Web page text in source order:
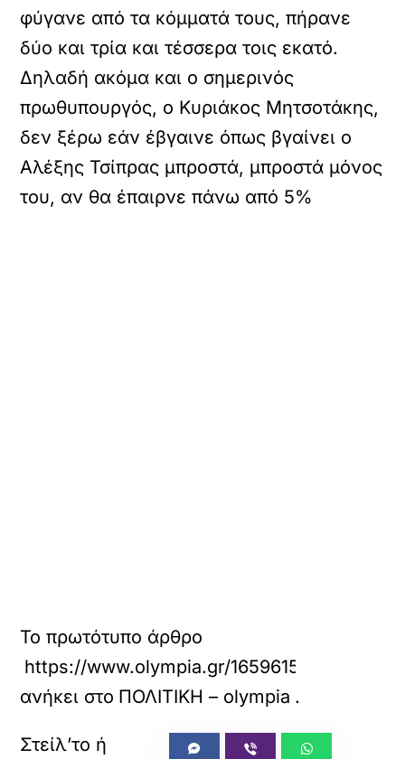
φύγανε από τα κόμματά τους, πήρανε
δύο και τρία και τέσσερα τοις εκατό.
Δηλαδή ακόμα και ο σημερινός
πρωθυπουργός, ο Κυριάκος Μητσοτάκης,
δεν ξέρω εάν έβγαινε όπως βγαίνει ο
Αλέξης Τσίπρας μπροστά, μπροστά μόνος
του, αν θα έπαιρνε πάνω από 5%
Το πρωτότυπο άρθρο
https://www.olympia.gr/1659615/politiki/
ανήκει στο ΠΟΛΙΤΙΚΗ – olympia .